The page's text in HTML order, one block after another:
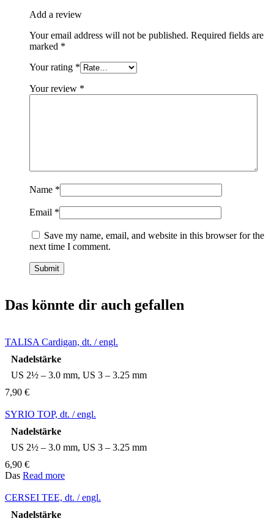
Add a review
Your email address will not be published. Required fields are
marked *
Your rating *
Your review *
Name *
Email *
Save my name, email, and website in this browser for the
next time I comment.
Das könnte dir auch gefallen
TALISA Cardigan, dt. / engl.
Nadelstärke
US 2½ – 3.0 mm, US 3 – 3.25 mm
7,90 €
SYRIO TOP, dt. / engl.
Nadelstärke
US 2½ – 3.0 mm, US 3 – 3.25 mm
6,90 €
Das Read more
CERSEI TEE, dt. / engl.
Nadelstärke